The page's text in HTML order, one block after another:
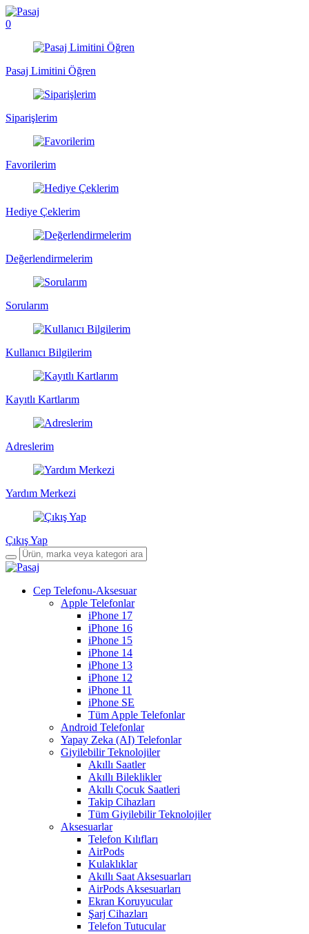
0
Pasaj Limitini Öğren
Siparişlerim
Favorilerim
Hediye Çeklerim
Değerlendirmelerim
Sorularım
Kullanıcı Bilgilerim
Kayıtlı Kartlarım
Adreslerim
Yardım Merkezi
Çıkış Yap
Cep Telefonu-Aksesuar
Apple Telefonlar
iPhone 17
iPhone 16
iPhone 15
iPhone 14
iPhone 13
iPhone 12
iPhone 11
iPhone SE
Tüm Apple Telefonlar
Android Telefonlar
Yapay Zeka (AI) Telefonlar
Giyilebilir Teknolojiler
Akıllı Saatler
Akıllı Bileklikler
Akıllı Çocuk Saatleri
Takip Cihazları
Tüm Giyilebilir Teknolojiler
Aksesuarlar
Telefon Kılıfları
AirPods
Kulaklıklar
Akıllı Saat Aksesuarları
AirPods Aksesuarları
Ekran Koruyucular
Şarj Cihazları
Telefon Tutucular